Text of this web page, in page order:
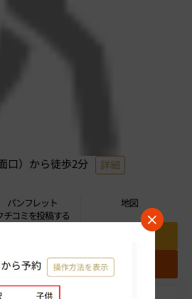
口）から徒歩2分 詳細
パンフレット
地図
チコミを投稿する
入りホテルに追加する